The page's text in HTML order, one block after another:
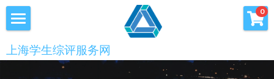
上海学生综评服务网
0
初中综评
×
商品分类
优沃家教